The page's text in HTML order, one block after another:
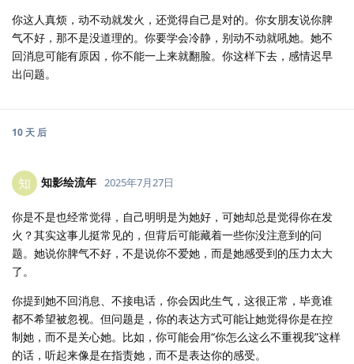
你这人真烦，动不动就发火，还觉得自己是对的。你女朋友说你脾
气不好，那不是没道理的。你要学会冷静，别动不动就吼她。她不
回消息可能有原因，你不能一上来就翻脸。你这样下去，感情迟早
出问题。
10 天 后
知 知影绘流年 2025年7月27日
你是不是也经常觉得，自己明明是为她好，可她却总是觉得你在发
火？其实这事儿挺常见的，但背后可能藏着一些你没注意到的问
题。她说你脾气不好，不是说你不爱她，而是她感受到的压力太大
了。
你提到她不回消息、不接电话，你会因此生气，这很正常，毕竟谁
都不希望被忽视。但问题是，你的表达方式可能让她觉得你是在控
制她，而不是关心她。比如，你可能会用“你怎么这么不重视我”这样
的话，听起来像是在指责她，而不是表达你的感受。